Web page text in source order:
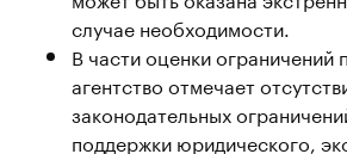
случае необходимости.
В части оценки ограничений
агентство отмечает
законодательных
поддержки юридического,